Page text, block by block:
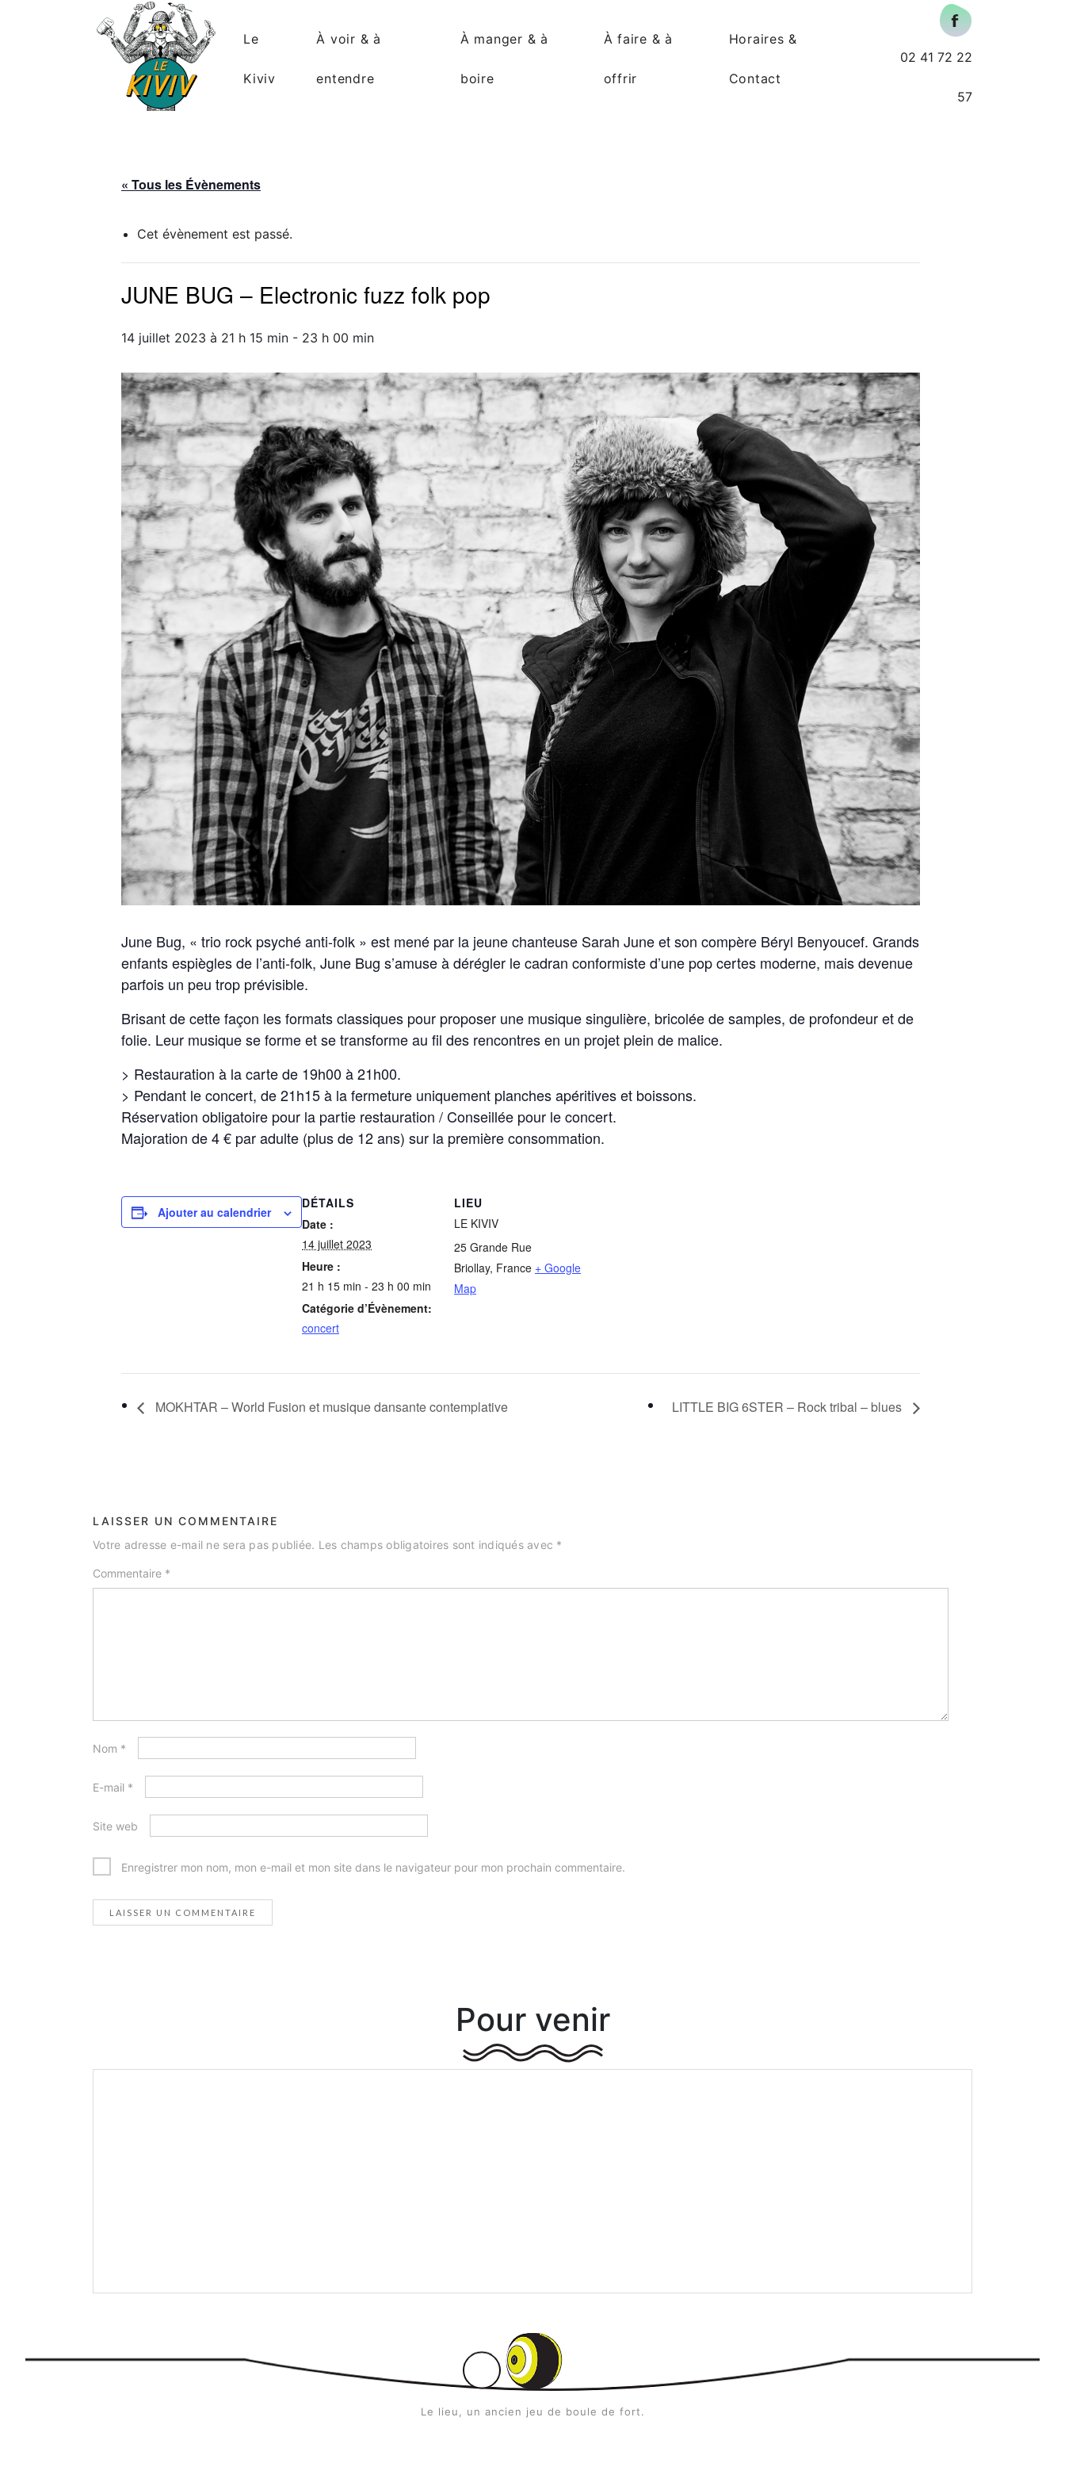
Le
Kiviv
À voir & à
entendre
À manger & à
boire
À faire & à
offrir
Horaires &
Contact
02 41 72 22
57
« Tous les Évènements
Cet évènement est passé.
JUNE BUG – Electronic fuzz folk pop
14 juillet 2023 à 21 h 15 min - 23 h 00 min
June Bug, « trio rock psyché anti-folk » est mené par la jeune chanteuse Sarah June et son compère Béryl Benyoucef. Grands
enfants espiègles de l’anti-folk, June Bug s’amuse à dérégler le cadran conformiste d’une pop certes moderne, mais devenue
parfois un peu trop prévisible.
Brisant de cette façon les formats classiques pour proposer une musique singulière, bricolée de samples, de profondeur et de
folie. Leur musique se forme et se transforme au fil des rencontres en un projet plein de malice.
> Restauration à la carte de 19h00 à 21h00.
> Pendant le concert, de 21h15 à la fermeture uniquement planches apéritives et boissons.
Réservation obligatoire pour la partie restauration / Conseillée pour le concert.
Majoration de 4 € par adulte (plus de 12 ans) sur la première consommation.
Ajouter au calendrier
DÉTAILS
Date :
14 juillet 2023
Heure :
21 h 15 min - 23 h 00 min
Catégorie d’Évènement:
concert
LIEU
LE KIVIV
25 Grande Rue
Briollay, France + Google
Map
MOKHTAR – World Fusion et musique dansante contemplative LITTLE BIG 6STER – Rock tribal – blues
LAISSER UN COMMENTAIRE
Votre adresse e-mail ne sera pas publiée. Les champs obligatoires sont indiqués avec *
Commentaire *
Nom *
E-mail *
Site web
Enregistrer mon nom, mon e-mail et mon site dans le navigateur pour mon prochain commentaire.
Pour venir
Le lieu, un ancien jeu de boule de fort.